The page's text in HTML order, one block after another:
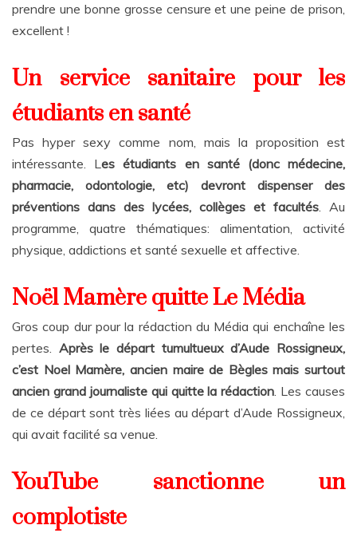
prendre une bonne grosse censure et une peine de prison,
excellent !
Un service sanitaire pour les
étudiants en santé
Pas hyper sexy comme nom, mais la proposition est
intéressante. Les étudiants en santé (donc médecine,
pharmacie, odontologie, etc) devront dispenser des
préventions dans des lycées, collèges et facultés. Au
programme, quatre thématiques: alimentation, activité
physique, addictions et santé sexuelle et affective.
Noël Mamère quitte Le Média
Gros coup dur pour la rédaction du Média qui enchaîne les
pertes. Après le départ tumultueux d’Aude Rossigneux,
c’est Noel Mamère, ancien maire de Bègles mais surtout
ancien grand journaliste qui quitte la rédaction. Les causes
de ce départ sont très liées au départ d’Aude Rossigneux,
qui avait facilité sa venue.
YouTube sanctionne un
complotiste